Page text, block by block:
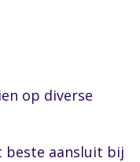
op diverse
beste aansluit bij